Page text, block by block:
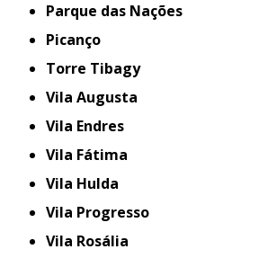
Parque das Nações
Picanço
Torre Tibagy
Vila Augusta
Vila Endres
Vila Fátima
Vila Hulda
Vila Progresso
Vila Rosália